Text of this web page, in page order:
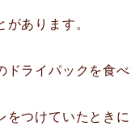
があります。
ドライパックを食べ
をつけていたときに